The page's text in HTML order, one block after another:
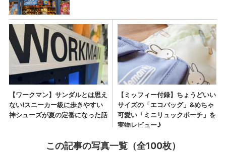
この記事の写真一覧（全100枚）